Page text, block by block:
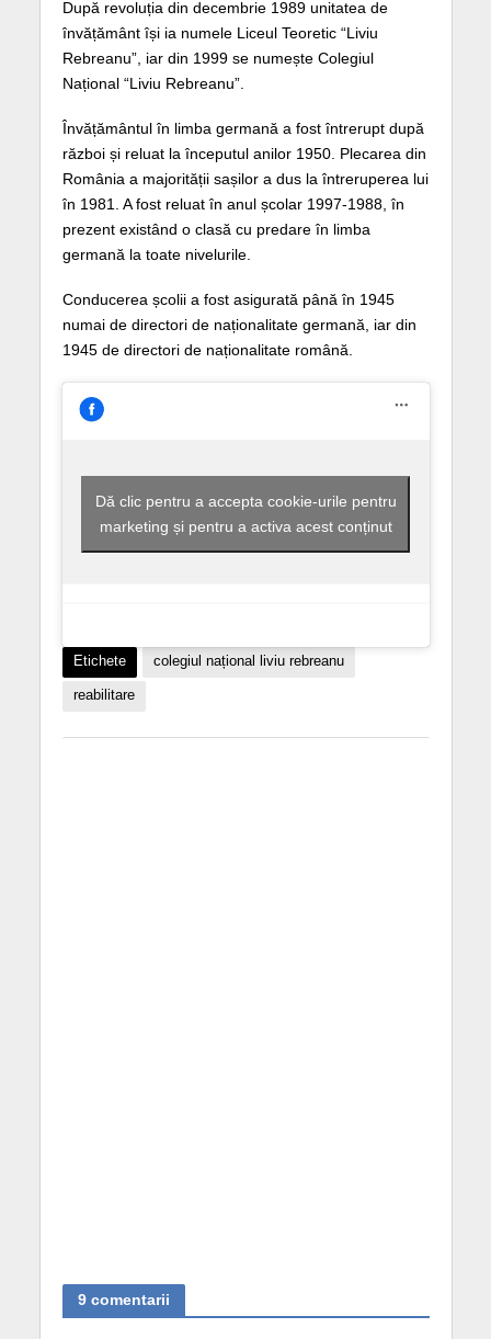
După revoluția din decembrie 1989 unitatea de
învățământ își ia numele Liceul Teoretic “Liviu
Rebreanu”, iar din 1999 se numește Colegiul
Național “Liviu Rebreanu”.
Învățământul în limba germană a fost întrerupt după
război și reluat la începutul anilor 1950. Plecarea din
România a majorității sașilor a dus la întreruperea lui
în 1981. A fost reluat în anul școlar 1997-1988, în
prezent existând o clasă cu predare în limba
germană la toate nivelurile.
Conducerea școlii a fost asigurată până în 1945
numai de directori de naționalitate germană, iar din
1945 de directori de naționalitate română.
Dă clic pentru a accepta cookie-urile pentru
marketing și pentru a activa acest conținut
Etichete colegiul național liviu rebreanu
reabilitare
9 comentarii